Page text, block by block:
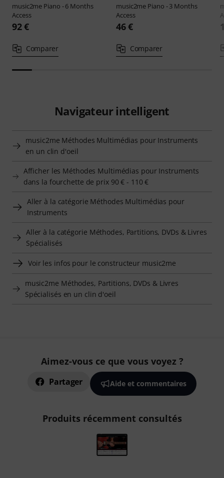
music2me Piano - 6 Months
Access
92 €
Comparer
music2me Piano - 3 Months
Access
46 €
Comparer
Navigateur intelligent
music2me Méthodes Multimédias pour Instruments
en un clin d'oeil
Afficher les Méthodes Multimédias pour Instruments
dans la fourchette de prix 90 € - 110 €
Aller à la catégorie Méthodes Multimédias pour
Instruments
Aller à la catégorie Méthodes, Partitions, DVDs & Livres
Spécialisés
Voir les infos pour le constructeur music2me
music2me Méthodes, Partitions, DVDs & Livres
Spécialisés en un clin d'oeil
Aimez-vous ce que vous voyez ?
Partager Aide et commentaires
Produits récemment consultés